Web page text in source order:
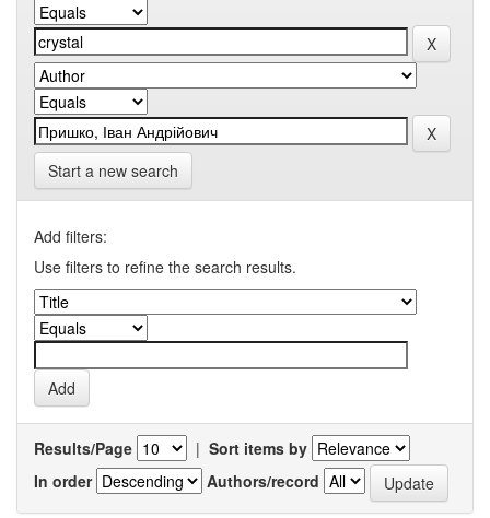
Start a new search
Add filters:
Use filters to refine the search results.
Results/Page | Sort items by
In order
Authors/record